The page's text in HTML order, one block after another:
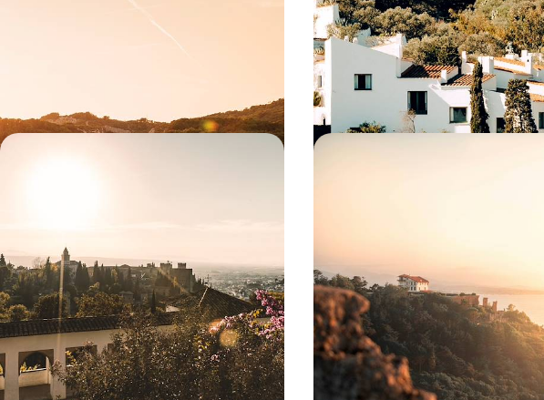
dessiner une boucle royale et ferroviaire et sentir
Après quelques jours à Barcelone,
Begur puis Cadaqués, la Méditerranée
premier plan
9 jours, de 3800 à 5200 $ CA
d'une certaine douceur de vivre ibérique
9 jours, de 4900 à 5900 $ CA 14 jours, de 6000 à 7700 $ CA
Toutes nos